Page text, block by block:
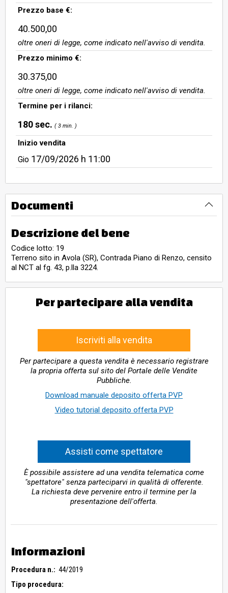
Prezzo base €:
40.500,00
oltre oneri di legge, come indicato nell'avviso di vendita.
Prezzo minimo €:
30.375,00
oltre oneri di legge, come indicato nell'avviso di vendita.
Termine per i rilanci:
180 sec. ( 3 min. )
Inizio vendita
Gio 17/09/2026 h 11:00
Documenti
Descrizione del bene
Codice lotto: 19
Terreno sito in Avola (SR), Contrada Piano di Renzo, censito
al NCT al fg. 43, p.lla 3224.
Per partecipare alla vendita
Iscriviti alla vendita
Per partecipare a questa vendita è necessario registrare
la propria offerta sul sito del Portale delle Vendite
Pubbliche.
Download manuale deposito offerta PVP
Video tutorial deposito offerta PVP
Assisti come spettatore
È possibile assistere ad una vendita telematica come
"spettatore" senza parteciparvi in qualità di offerente.
La richiesta deve pervenire entro il termine per la
presentazione dell'offerta.
Informazioni
Procedura n.: 44/2019
Tipo procedura: